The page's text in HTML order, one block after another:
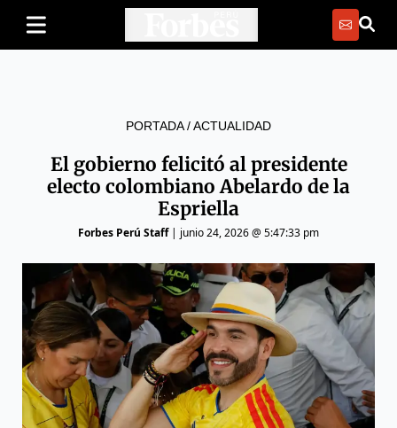
PORTADA/ACTUALIDAD
El gobierno felicitó al presidente
electo colombiano Abelardo de la
Espriella
Forbes Perú Staff| junio 24, 2026 @ 5:47:33 pm